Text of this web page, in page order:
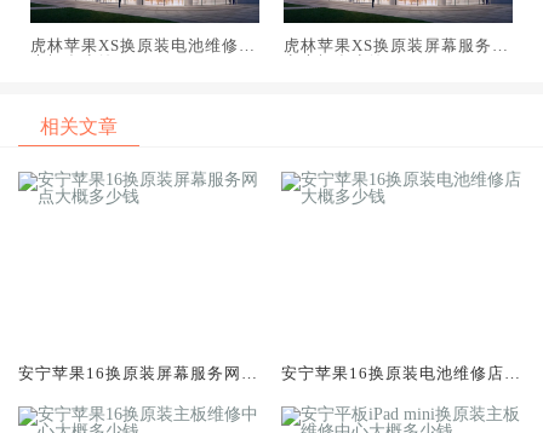
虎林苹果XS换原装电池维修店
虎林苹果XS换原装屏幕服务网
相关文章
安宁苹果16换原装屏幕服务网点
安宁苹果16换原装电池维修店大